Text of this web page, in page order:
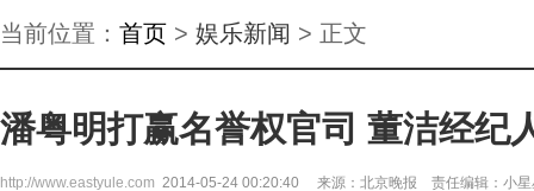
当前位置： 首页 > 娱乐新闻 > 正文
潘粤明打赢名誉权官司 董洁经纪
http://www.eastyule.com 2014-05-24 00:20:40 来源：北京晚报 责任编辑：小星